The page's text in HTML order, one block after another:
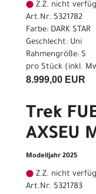
Z.Z. nicht
Art.Nr. 5321782
Farbe: DARK STAR
Geschlecht: Uni
Rahmengröße: S
pro Stück (inkl.
8.999,00 EUR
Trek
AXSEU
Modelljahr 2025
Z.Z. nicht
Art.Nr. 5321783